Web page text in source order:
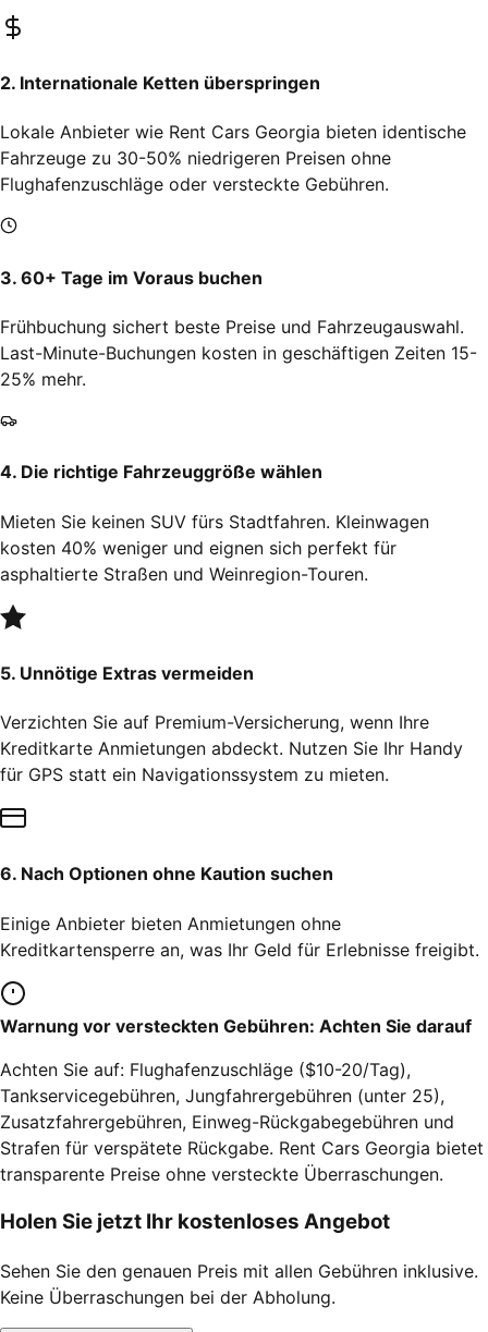
2. Internationale Ketten überspringen
Lokale Anbieter wie Rent Cars Georgia bieten identische
Fahrzeuge zu 30-50% niedrigeren Preisen ohne
Flughafenzuschläge oder versteckte Gebühren.
3. 60+ Tage im Voraus buchen
Frühbuchung sichert beste Preise und Fahrzeugauswahl.
Last-Minute-Buchungen kosten in geschäftigen Zeiten 15-
25% mehr.
4. Die richtige Fahrzeuggröße wählen
Mieten Sie keinen SUV fürs Stadtfahren. Kleinwagen
kosten 40% weniger und eignen sich perfekt für
asphaltierte Straßen und Weinregion-Touren.
5. Unnötige Extras vermeiden
Verzichten Sie auf Premium-Versicherung, wenn Ihre
Kreditkarte Anmietungen abdeckt. Nutzen Sie Ihr Handy
für GPS statt ein Navigationssystem zu mieten.
6. Nach Optionen ohne Kaution suchen
Einige Anbieter bieten Anmietungen ohne
Kreditkartensperre an, was Ihr Geld für Erlebnisse freigibt.
Warnung vor versteckten Gebühren: Achten Sie darauf
Achten Sie auf: Flughafenzuschläge ($10-20/Tag),
Tankservicegebühren, Jungfahrergebühren (unter 25),
Zusatzfahrergebühren, Einweg-Rückgabegebühren und
Strafen für verspätete Rückgabe. Rent Cars Georgia bietet
transparente Preise ohne versteckte Überraschungen.
Holen Sie jetzt Ihr kostenloses Angebot
Sehen Sie den genauen Preis mit allen Gebühren inklusive.
Keine Überraschungen bei der Abholung.